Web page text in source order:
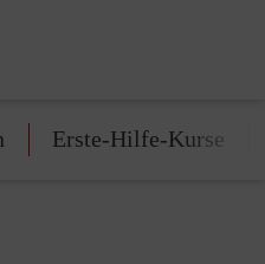
Erste-Hilfe-Kurse